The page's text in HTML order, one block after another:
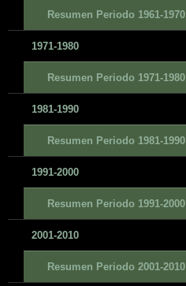
Resumen Periodo 1961-1970
1971-1980
Resumen Periodo 1971-1980
1981-1990
Resumen Periodo 1981-1990
1991-2000
Resumen Periodo 1991-2000
2001-2010
Resumen Periodo 2001-2010